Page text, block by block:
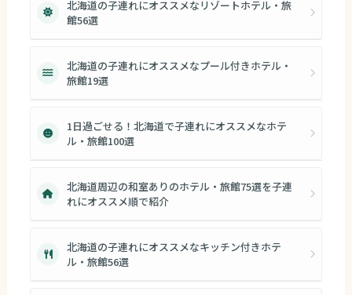
北海道の子連れにオススメなリゾートホテル・旅
館56選
北海道の子連れにオススメなプール付きホテル・
旅館19選
1日過ごせる！北海道で子連れにオススメなホテ
ル・旅館100選
北海道周辺の和室ありのホテル・旅館75選を子連
れにオススメ順で紹介
北海道の子連れにオススメなキッチン付きホテ
ル・旅館56選